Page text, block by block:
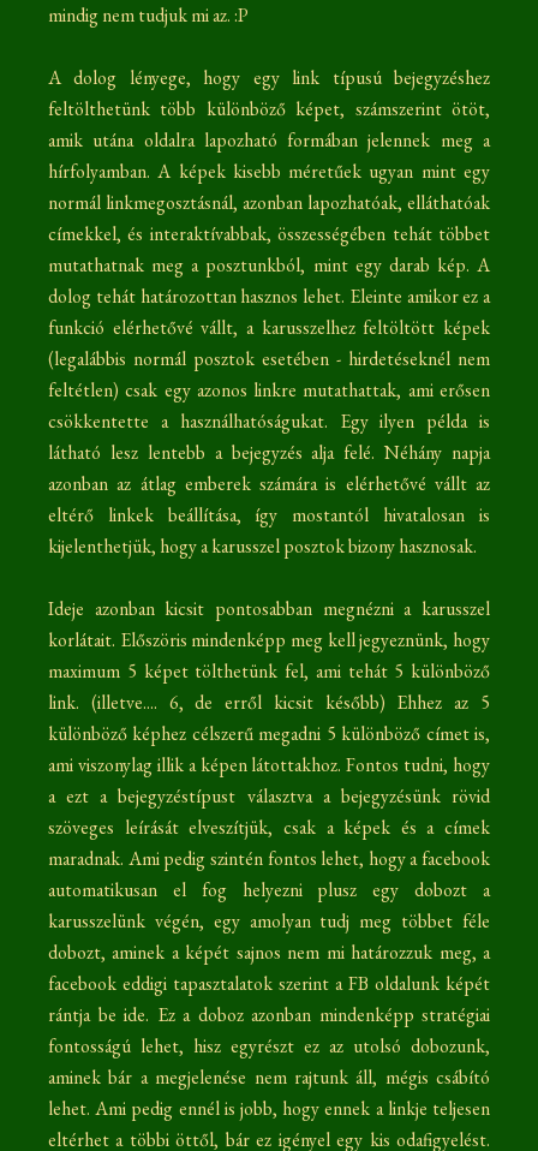
mindig nem tudjuk mi az. :P
A dolog lényege, hogy egy link típusú bejegyzéshez
feltölthetünk több különböző képet, számszerint ötöt,
amik utána oldalra lapozható formában jelennek meg a
hírfolyamban. A képek kisebb méretűek ugyan mint egy
normál linkmegosztásnál, azonban lapozhatóak, elláthatóak
címekkel, és interaktívabbak, összességében tehát többet
mutathatnak meg a posztunkból, mint egy darab kép. A
dolog tehát határozottan hasznos lehet. Eleinte amikor ez a
funkció elérhetővé vállt, a karusszelhez feltöltött képek
(legalábbis normál posztok esetében - hirdetéseknél nem
feltétlen) csak egy azonos linkre mutathattak, ami erősen
csökkentette a használhatóságukat. Egy ilyen példa is
látható lesz lentebb a bejegyzés alja felé. Néhány napja
azonban az átlag emberek számára is elérhetővé vállt az
eltérő linkek beállítása, így mostantól hivatalosan is
kijelenthetjük, hogy a karusszel posztok bizony hasznosak.
Ideje azonban kicsit pontosabban megnézni a karusszel
korlátait. Előszöris mindenképp meg kell jegyeznünk, hogy
maximum 5 képet tölthetünk fel, ami tehát 5 különböző
link. (illetve.... 6, de erről kicsit később) Ehhez az 5
különböző képhez célszerű megadni 5 különböző címet is,
ami viszonylag illik a képen látottakhoz. Fontos tudni, hogy
a ezt a bejegyzéstípust választva a bejegyzésünk rövid
szöveges leírását elveszítjük, csak a képek és a címek
maradnak. Ami pedig szintén fontos lehet, hogy a facebook
automatikusan el fog helyezni plusz egy dobozt a
karusszelünk végén, egy amolyan tudj meg többet féle
dobozt, aminek a képét sajnos nem mi határozzuk meg, a
facebook eddigi tapasztalatok szerint a FB oldalunk képét
rántja be ide. Ez a doboz azonban mindenképp stratégiai
fontosságú lehet, hisz egyrészt ez az utolsó dobozunk,
aminek bár a megjelenése nem rajtunk áll, mégis csábító
lehet. Ami pedig ennél is jobb, hogy ennek a linkje teljesen
eltérhet a többi öttől, bár ez igényel egy kis odafigyelést.